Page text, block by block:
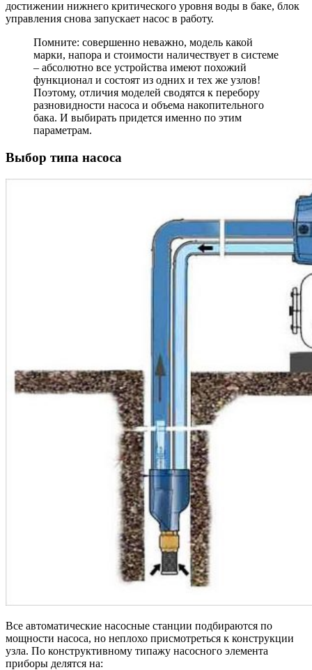
достижении нижнего критического уровня воды в баке, блок
управления снова запускает насос в работу.
Помните: совершенно неважно, модель какой
марки, напора и стоимости наличествует в системе
– абсолютно все устройства имеют похожий
функционал и состоят из одних и тех же узлов!
Поэтому, отличия моделей сводятся к перебору
разновидности насоса и объема накопительного
бака. И выбирать придется именно по этим
параметрам.
Выбор типа насоса
Все автоматические насосные станции подбираются по
мощности насоса, но неплохо присмотреться к конструкции
узла. По конструктивному типажу насосного элемента
приборы делятся на: